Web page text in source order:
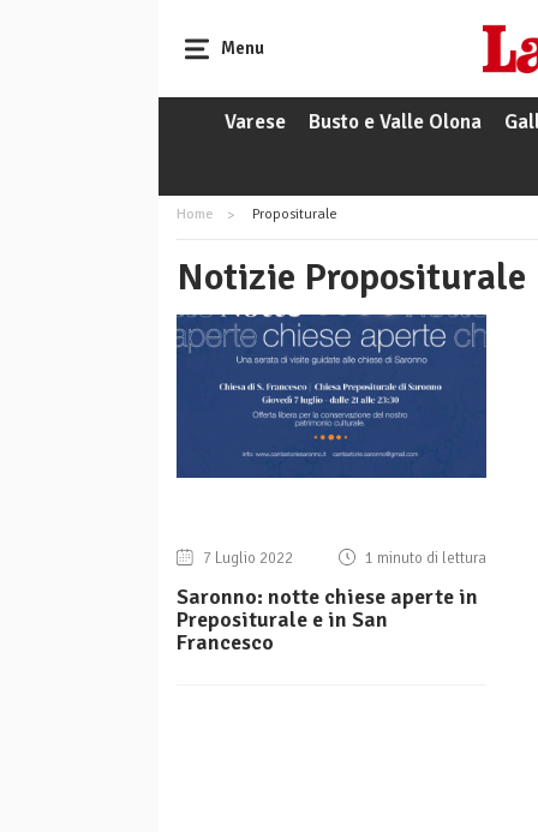
Menu
Varese Busto e Valle Olona
Home Propositurale
Notizie Propositurale
7 Luglio 2022 1 minuto di lettura
Saronno: notte chiese aperte in
Prepositurale e in San
Francesco